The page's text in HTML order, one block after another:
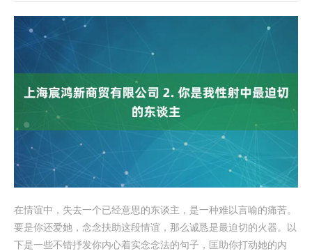
在情谊中，失去一个已经意思的东谈主，是一种难以言喻的痛苦。
要是你还爱她，念念扶助这段情谊，那么诚恳是最迫切的火器。以
下是一些不错抒发你内心着实念念法的句子，匡助你打动她的内